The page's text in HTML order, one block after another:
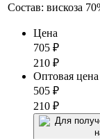
Состав: вискоза
Цена
705 ₽
210 ₽
Оптовая цена
505 ₽
210 ₽